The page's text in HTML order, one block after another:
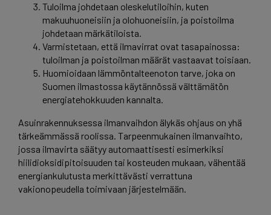
Tuloilma johdetaan oleskelutiloihin, kuten
makuuhuoneisiin ja olohuoneisiin, ja poistoilma
johdetaan märkätiloista.
Varmistetaan, että ilmavirrat ovat tasapainossa:
tuloilman ja poistoilman määrät vastaavat toisiaan.
Huomioidaan lämmöntalteenoton tarve, joka on
Suomen ilmastossa käytännössä välttämätön
energiatehokkuuden kannalta.
Asuinrakennuksessa ilmanvaihdon älykäs ohjaus on yhä
tärkeämmässä roolissa. Tarpeenmukainen ilmanvaihto,
jossa ilmavirta säätyy automaattisesti esimerkiksi
hiilidioksidipitoisuuden tai kosteuden mukaan, vähentää
energiankulutusta merkittävästi verrattuna
vakionopeudella toimivaan järjestelmään.